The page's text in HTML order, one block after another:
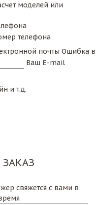
моделей или
телефона
почты Ошибка в
Ваш E-mail
и т.д.
свяжется с вами в